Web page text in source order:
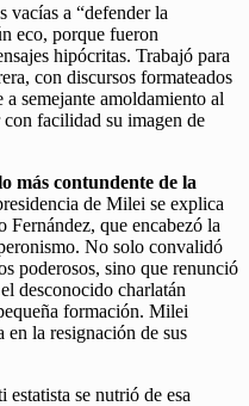
vacías a “defender la
eco, porque fueron
hipócritas. Trabajó para
con discursos formateados
a semejante amoldamiento al
facilidad su imagen de
más contundente de la
de Milei se explica
que encabezó la
No solo convalidó
poderosos, sino que renunció
desconocido charlatán
formación. Milei
en la resignación de sus
se nutrió de esa